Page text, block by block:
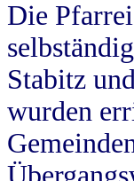
Die
Stabitz
wurden